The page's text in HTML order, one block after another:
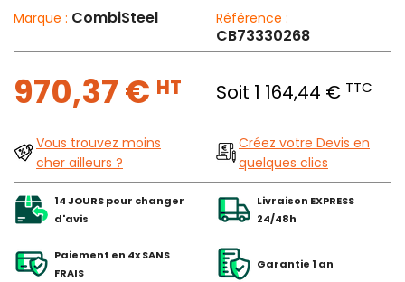
Marque : CombiSteel Référence :
CB73330268
970,37 € HT Soit 1 164,44 € TTC
Vous trouvez moins
cher ailleurs ?
Créez votre Devis en
quelques clics
14 JOURS pour changer
d'avis
Livraison EXPRESS
24/48h
Paiement en 4x SANS
FRAIS
Garantie 1 an